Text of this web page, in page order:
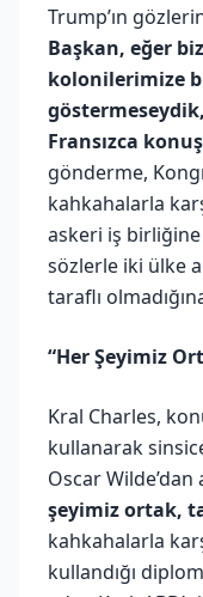
Trump’ın
Başkan, eğer
kolonilerimize
Fransızca
gönderme,
kahkahalarla
askeri iş
sözlerle iki ülke
taraflı
“Her Şeyimiz
Kral Charles,
kullanarak
Oscar Wilde’dan
şeyimiz ortak,
kahkahalarla
kullandığı